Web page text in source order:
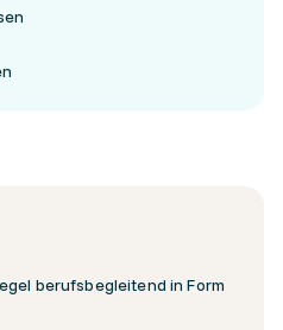
berufsbegleitend in Form